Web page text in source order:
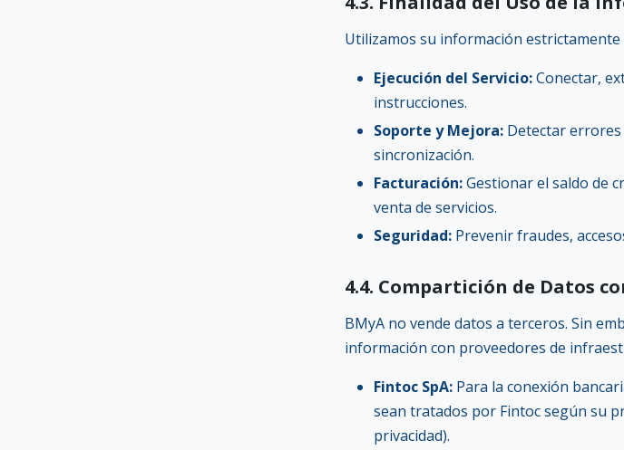
Utilizamos su información estrictamente
Ejecución del Servicio:Conectar,
instrucciones.
Soporte y Mejora: Detectar
sincronización.
Facturación:Gestionar el saldo de
venta de servicios.
Seguridad: Prevenir fraudes,
4.4. Compartición de Datos
BMyA no vende datos a terceros. Sin
información con proveedores de
Fintoc SpA: Para la conexión
sean tratados por Fintoc según su
privacidad).